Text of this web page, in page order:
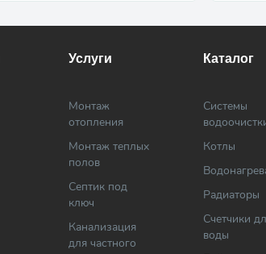
Услуги
Монтаж
отопления
Монтаж теплых
полов
Септик под
ключ
Канализация
для частного
Каталог
Системы
Котлы
Радиаторы
Cчетчики
воды